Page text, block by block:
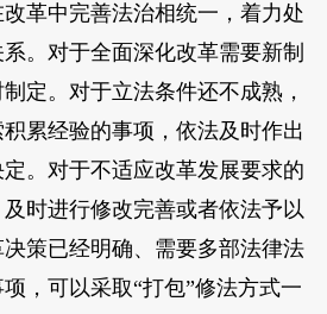
革中完善法治相统一，着力处
。对于全面深化改革需要新制
定。对于立法条件还不成熟，
累经验的事项，依法及时作出
。对于不适应改革发展要求的
时进行修改完善或者依法予以
策已经明确、需要多部法律法
，可以采取“打包”修法方式一